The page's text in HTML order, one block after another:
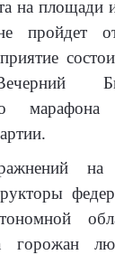
на
пройдет
на
горожан